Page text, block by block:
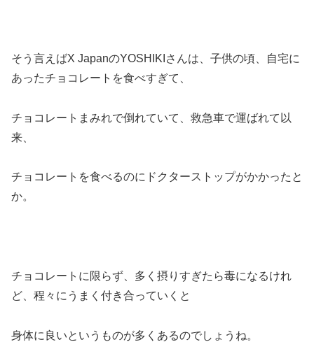
そう言えばX JapanのYOSHIKIさんは、子供の頃、自宅に
あったチョコレートを食べすぎて、
チョコレートまみれで倒れていて、救急車で運ばれて以
来、
チョコレートを食べるのにドクターストップがかかったと
か。
チョコレートに限らず、多く摂りすぎたら毒になるけれ
ど、程々にうまく付き合っていくと
身体に良いというものが多くあるのでしょうね。